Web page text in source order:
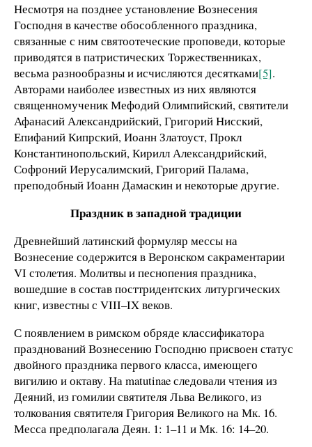
Несмотря на позднее установление Вознесения
Господня в качестве обособленного праздника,
связанные с ним святоотеческие проповеди, которые
приводятся в патристических Торжественниках,
весьма разнообразны и исчисляются десятками[5].
Авторами наиболее известных из них являются
священномученик Мефодий Олимпийский, святители
Афанасий Александрийский, Григорий Нисский,
Епифаний Кипрский, Иоанн Златоуст, Прокл
Константинопольский, Кирилл Александрийский,
Софроний Иерусалимский, Григорий Палама,
преподобный Иоанн Дамаскин и некоторые другие.
Праздник в западной традиции
Древнейший латинский формуляр мессы на
Вознесение содержится в Веронском сакраментарии
VI столетия. Молитвы и песнопения праздника,
вошедшие в состав посттридентских литургических
книг, известны с VIII–IX веков.
С появлением в римском обряде классификатора
празднований Вознесению Господню присвоен статус
двойного праздника первого класса, имеющего
вигилию и октаву. На matutinae следовали чтения из
Деяний, из гомилии святителя Льва Великого, из
толкования святителя Григория Великого на Мк. 16.
Месса предполагала Деян. 1: 1–11 и Мк. 16: 14–20.